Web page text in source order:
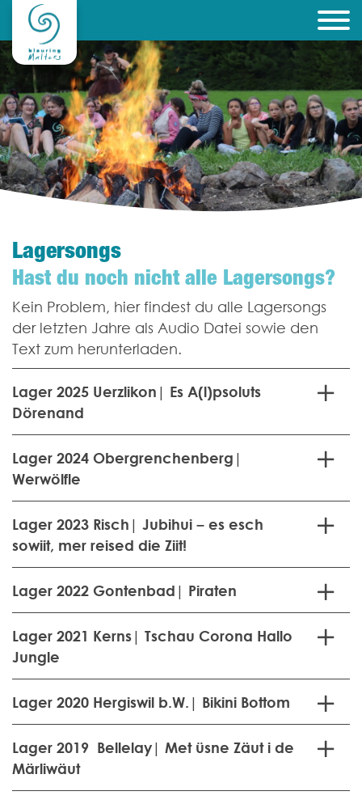
Lagersongs
Hast du noch nicht alle Lagersongs?
Kein Problem, hier findest du alle Lagersongs
der letzten Jahre als Audio Datei sowie den
Text zum herunterladen.
Lager 2025 Uerzlikon| Es A(l)psoluts
Dörenand
Lager 2024 Obergrenchenberg|
Werwölfle
Lager 2023 Risch| Jubihui – es esch
sowiit, mer reised die Ziit!
Lager 2022 Gontenbad| Piraten
Lager 2021 Kerns| Tschau Corona Hallo
Jungle
Lager 2020 Hergiswil b.W.| Bikini Bottom
Lager 2019 Bellelay| Met üsne Zäut i de
Märliwäut